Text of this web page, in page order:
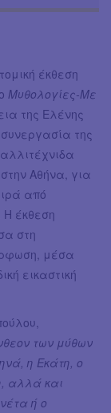
έκθεση
Μυθολογίες-Με
της Ελένης
της
Αθήνα, για
από
έκθεση
στη
μέσα
εικαστική
των μύθων
η Εκάτη, ο
αλλά και
ή ο